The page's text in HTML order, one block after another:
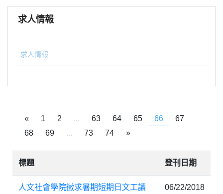
求人情報
求人情報
« 1 2 ... 63 64 65 66
67
68
69 ... 73 74 »
標題 登刊日期
人文社會學院徵求暑期短期日文工讀
06/22/2018